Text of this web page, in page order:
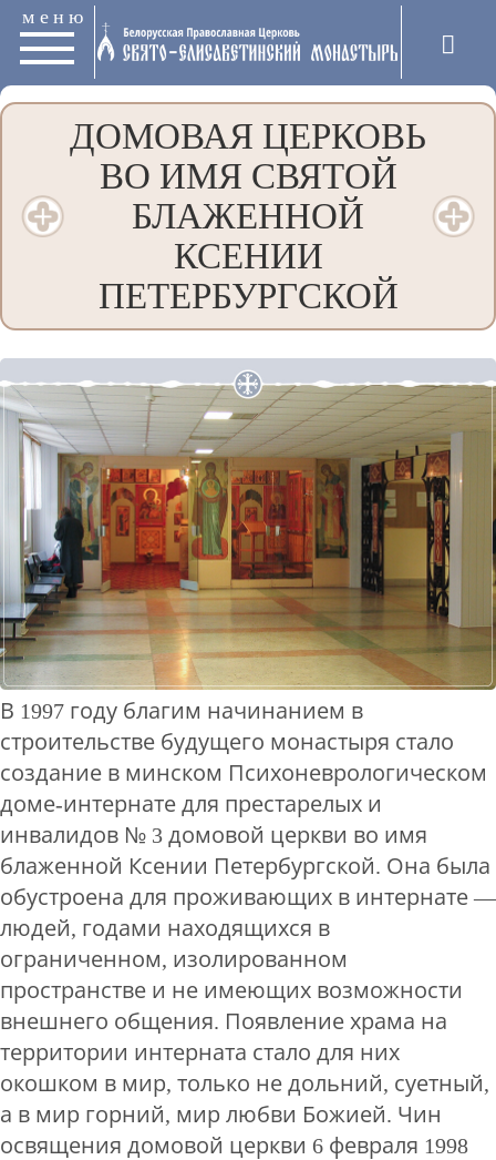
меню
ДОМОВАЯ ЦЕРКОВЬ
ВО ИМЯ СВЯТОЙ
БЛАЖЕННОЙ
КСЕНИИ
ПЕТЕРБУРГСКОЙ
В 1997 году благим начинанием в
строительстве будущего монастыря стало
создание в минском Психоневрологическом
доме-интернате для престарелых и
инвалидов № 3 домовой церкви во имя
блаженной Ксении Петербургской. Она была
обустроена для проживающих в интернате —
людей, годами находящихся в
ограниченном, изолированном
пространстве и не имеющих возможности
внешнего общения. Появление храма на
территории интерната стало для них
окошком в мир, только не дольний, суетный,
а в мир горний, мир любви Божией. Чин
освящения домовой церкви 6 февраля 1998